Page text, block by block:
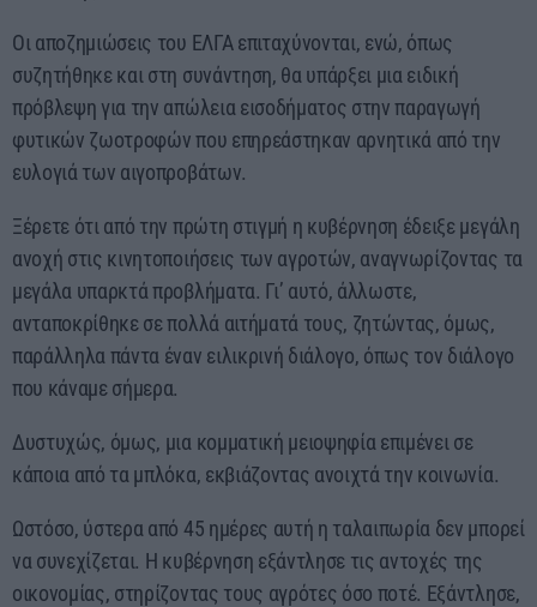
Οι αποζημιώσεις του ΕΛΓΑ επιταχύνονται, ενώ, όπως
συζητήθηκε και στη συνάντηση, θα υπάρξει μια ειδική
πρόβλεψη για την απώλεια εισοδήματος στην παραγωγή
φυτικών ζωοτροφών που επηρεάστηκαν αρνητικά από την
ευλογιά των αιγοπροβάτων.
Ξέρετε ότι από την πρώτη στιγμή η κυβέρνηση έδειξε μεγάλη
ανοχή στις κινητοποιήσεις των αγροτών, αναγνωρίζοντας τα
μεγάλα υπαρκτά προβλήματα. Γι’ αυτό, άλλωστε,
ανταποκρίθηκε σε πολλά αιτήματά τους, ζητώντας, όμως,
παράλληλα πάντα έναν ειλικρινή διάλογο, όπως τον διάλογο
που κάναμε σήμερα.
Δυστυχώς, όμως, μια κομματική μειοψηφία επιμένει σε
κάποια από τα μπλόκα, εκβιάζοντας ανοιχτά την κοινωνία.
Ωστόσο, ύστερα από 45 ημέρες αυτή η ταλαιπωρία δεν μπορεί
να συνεχίζεται. Η κυβέρνηση εξάντλησε τις αντοχές της
οικονομίας, στηρίζοντας τους αγρότες όσο ποτέ. Εξάντλησε,